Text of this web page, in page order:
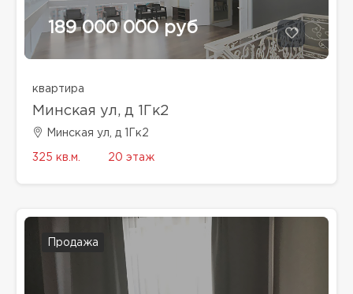
189 000 000 руб
квартира
Минская ул, д 1Гк2
Минская ул, д 1Гк2
325 кв.м. 20 этаж
Продажа